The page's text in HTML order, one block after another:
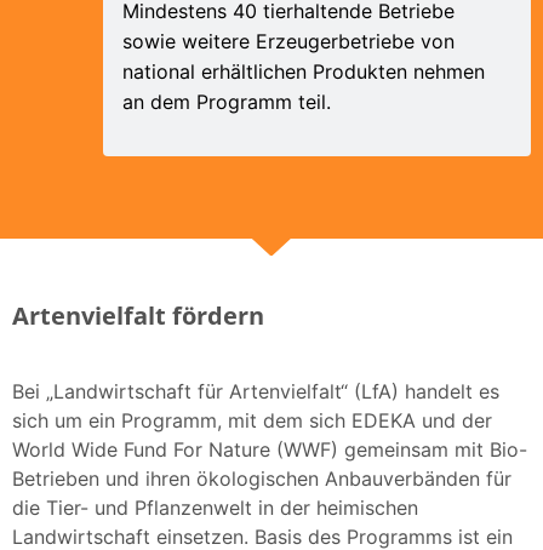
Mindestens 40 tierhaltende Betriebe
sowie weitere Erzeugerbetriebe von
national erhältlichen Produkten nehmen
an dem Programm teil.
Artenvielfalt fördern
Bei „Landwirtschaft für Artenvielfalt“ (LfA) handelt es
sich um ein Programm, mit dem sich EDEKA und der
World Wide Fund For Nature (WWF) gemeinsam mit Bio-
Betrieben und ihren ökologischen Anbauverbänden für
die Tier- und Pflanzenwelt in der heimischen
Landwirtschaft einsetzen. Basis des Programms ist ein